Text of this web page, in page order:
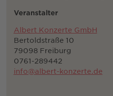
Veranstalter
Albert Konzerte GmbH
Bertoldstraße 10
79098 Freiburg
0761-289442
info@albert-konzerte.de